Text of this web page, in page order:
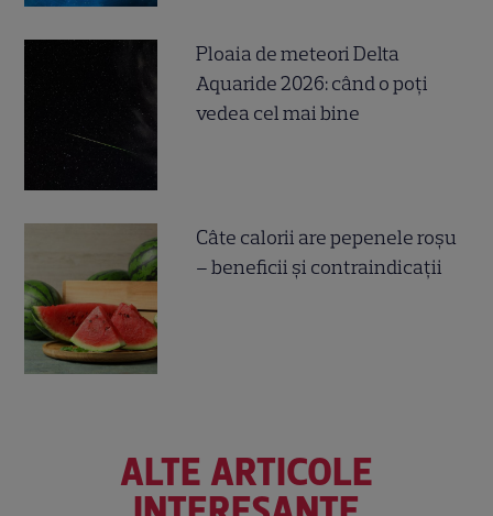
Ploaia de meteori Delta
Aquaride 2026: când o poți
vedea cel mai bine
Câte calorii are pepenele roșu
– beneficii și contraindicații
ALTE ARTICOLE